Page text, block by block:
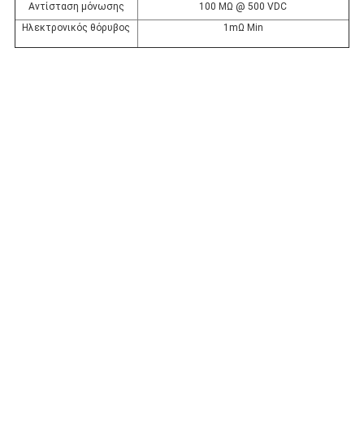
Αντίσταση μόνωσης
100 MΩ @ 500 VDC
Ηλεκτρονικός θόρυβος
1mΩ Min